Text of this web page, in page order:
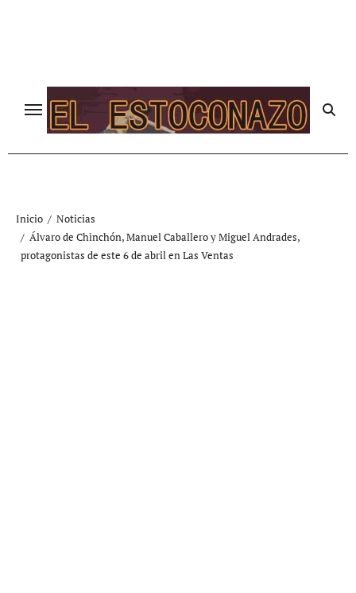
Inicio
Noticias
Álvaro de Chinchón, Manuel Caballero y Miguel Andrades,
protagonistas de este 6 de abril en Las Ventas